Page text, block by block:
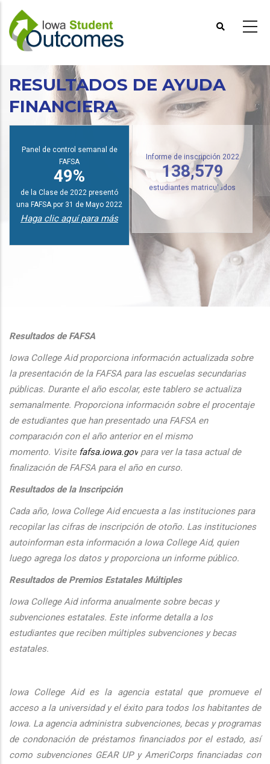
Pasar
contenido
principal
RESULTADOS DE AYUDA
FINANCIERA
Panel de control semanal de
FAFSA
49%
de la Clase de 2022 presentó
una FAFSA por 31 de Mayo 2022
Haga clic aquí para más
Informe de inscripción 2022
138,579
Resultados de FAFSA
Iowa College Aid proporciona información actualizada sobre
la presentación de la FAFSA para las escuelas secundarias
públicas. Durante el año escolar, este tablero se actualiza
semanalmente. Proporciona información sobre el procentaje
de estudiantes que han presentado una FAFSA en
comparación con el año anterior en el mismo
momento. Visite fafsa.iowa.gov para ver la tasa actual de
finalización de FAFSA para el año en curso.
Resultados de la Inscripción
Cada año, Iowa College Aid encuesta a las instituciones para
recopilar las cifras de inscripción de otoño. Las instituciones
autoinforman esta información a Iowa College Aid, quien
luego agrega los datos y proporciona un informe público.
Resultados de Premios Estatales Múltiples
Iowa College Aid informa anualmente sobre becas y
subvenciones estatales. Este informe detalla a los
estudiantes que reciben múltiples subvenciones y becas
estatales.
Iowa College Aid es la agencia estatal que promueve el
acceso a la universidad y el éxito para todos los habitantes de
Iowa. La agencia administra subvenciones, becas y programas
de condonación de préstamos financiados por el estado, así
como subvenciones GEAR UP y AmeriCorps financiadas con